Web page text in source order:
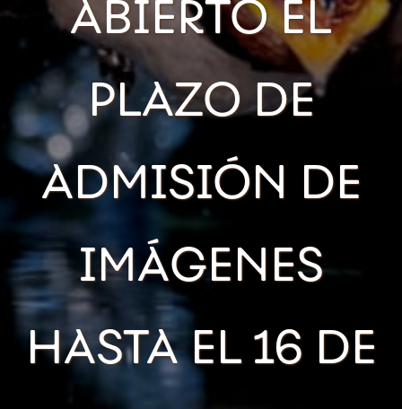
ABIERTO EL
PLAZO DE
ADMISIÓN DE
IMÁGENES
HASTA EL 16 DE